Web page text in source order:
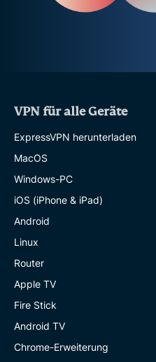
VPN für alle Geräte
ExpressVPN herunterladen
MacOS
Windows-PC
iOS (iPhone & iPad)
Android
Linux
Router
Apple TV
Fire Stick
Android TV
Chrome-Erweiterung